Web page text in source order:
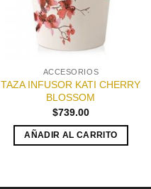
ACCESORIOS
TAZA INFUSOR KATI CHERRY
BLOSSOM
$739.00
AÑADIR AL CARRITO